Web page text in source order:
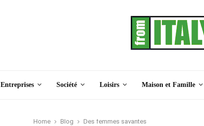
Entreprises Société Loisirs Maison et Famille
Home Blog Des femmes savantes